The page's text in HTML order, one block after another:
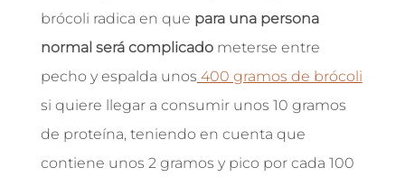
brócoli radica en que para una persona
normal será complicadometerse entre
pecho y espalda unos 400 gramos de brócoli
si quiere llegar a consumir unos 10 gramos
de proteína, teniendo en cuenta que
contiene unos 2 gramos y pico por cada 100